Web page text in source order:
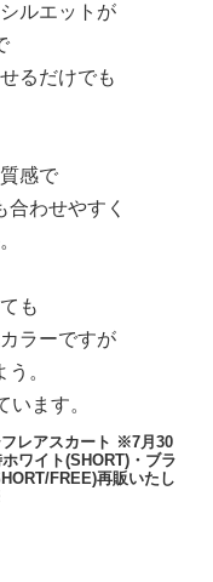
ルエットが
るだけでも
感で
わせやすく
も
ラーですが
。
ます。
レアスカート ※7月30
ホワイト(SHORT)・ブラ
FREE)再販いたし